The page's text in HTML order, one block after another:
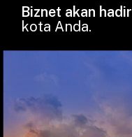
Biznet akan hadir
kota Anda.